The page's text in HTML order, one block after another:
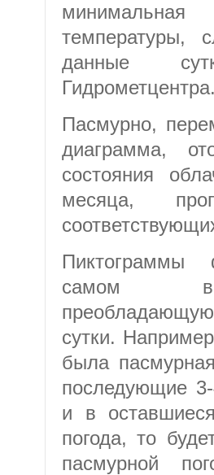
температуры,
данные
Пасмурно,
диаграмма,
состояния
месяца,
Пиктограммы
самом
преобладающую
сутки.
была
последующие
и в
погода, то
пасмурной